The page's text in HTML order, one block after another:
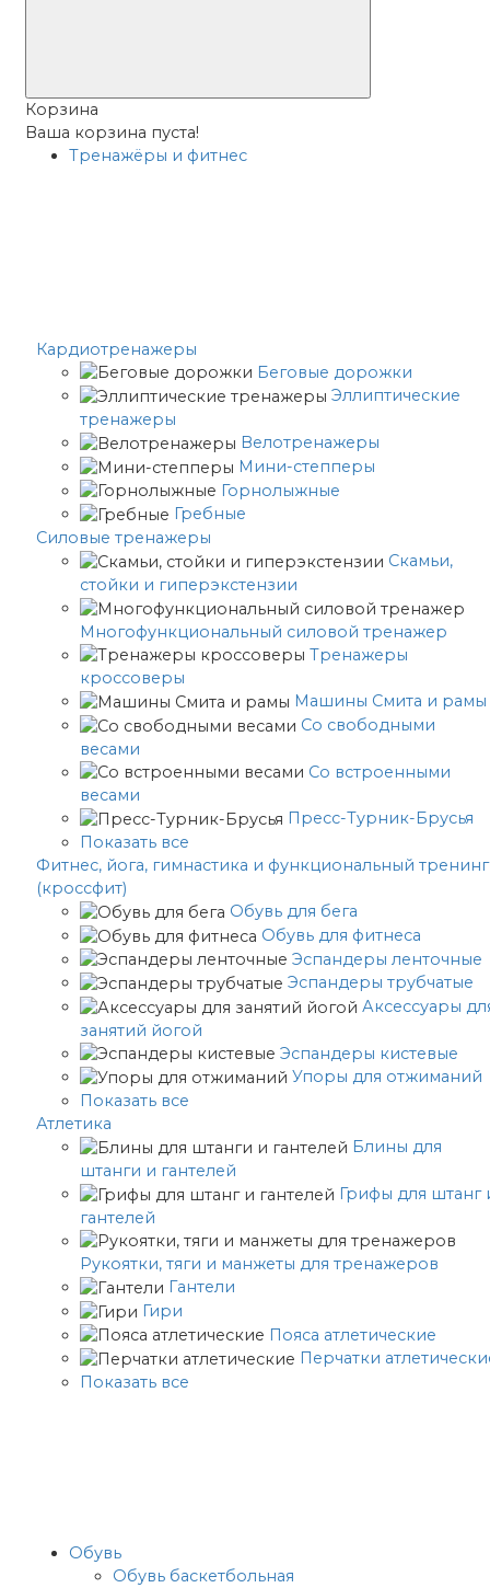
Корзина
Ваша корзина пуста!
Тренажёры и фитнес
Кардиотренажеры
Беговые дорожки
Эллиптические
тренажеры
Велотренажеры
Мини-степперы
Горнолыжные
Гребные
Cиловые тренажеры
Скамьи,
стойки и гиперэкстензии
Многофункциональный силовой тренажер
Тренажеры
кроссоверы
Машины Смита и рамы
Со свободными
весами
Со встроенными
весами
Пресс-Турник-Брусья
Показать все
Фитнес, йога, гимнастика и функциональный тренинг
(кроссфит)
Обувь для бега
Обувь для фитнеса
Эспандеры ленточные
Эспандеры трубчатые
Аксессуары
занятий йогой
Эспандеры кистевые
Упоры для отжиманий
Показать все
Атлетика
Блины для
штанги и гантелей
Грифы для штанг
гантелей
Рукоятки, тяги и манжеты для тренажеров
Гантели
Гири
Пояса атлетические
Перчатки
Показать все
Обувь
Обувь баскетбольная